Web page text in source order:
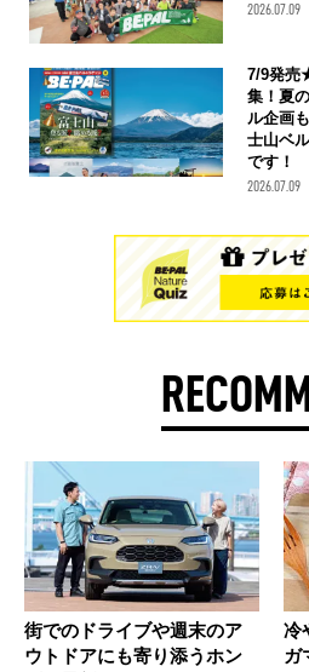
2026.07.09
7/9発売
集！夏
ル企画
士山ベ
です！
2026.07.09
街でのドライブや週末のア
ウトドアにも寄り添うホン
冷
ガ